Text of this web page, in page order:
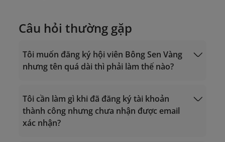
Câu hỏi thường gặp
Tôi muốn đăng ký hội viên Bông Sen Vàng
nhưng tên quá dài thì phải làm thế nào?
Giờ hoạt động 24/7
Tôi cần làm gì khi đã đăng ký tài khoản
thành công nhưng chưa nhận được email
xác nhận?